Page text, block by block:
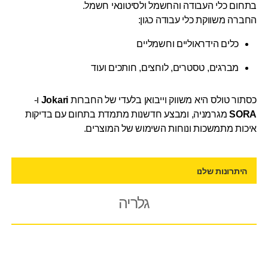
בתחום כלי העבודה והחשמל ולסיטונאי חשמל.
החברה משווקת כלי עבודה כגון:
כלים הידראוליים וחשמליים
מברגים, טסטרים, לוחצים, חותכים ועוד
כסתור טולס היא משווק וייבואן בלעדי של החברות Jokari ו-
SORAמגרמניה, ומבצע חדשנות מתמדת בתחום עם בדיקות
איכות מתמשכות ונוחות השימוש של המוצרים.
היתרונות שלנו
גלריה